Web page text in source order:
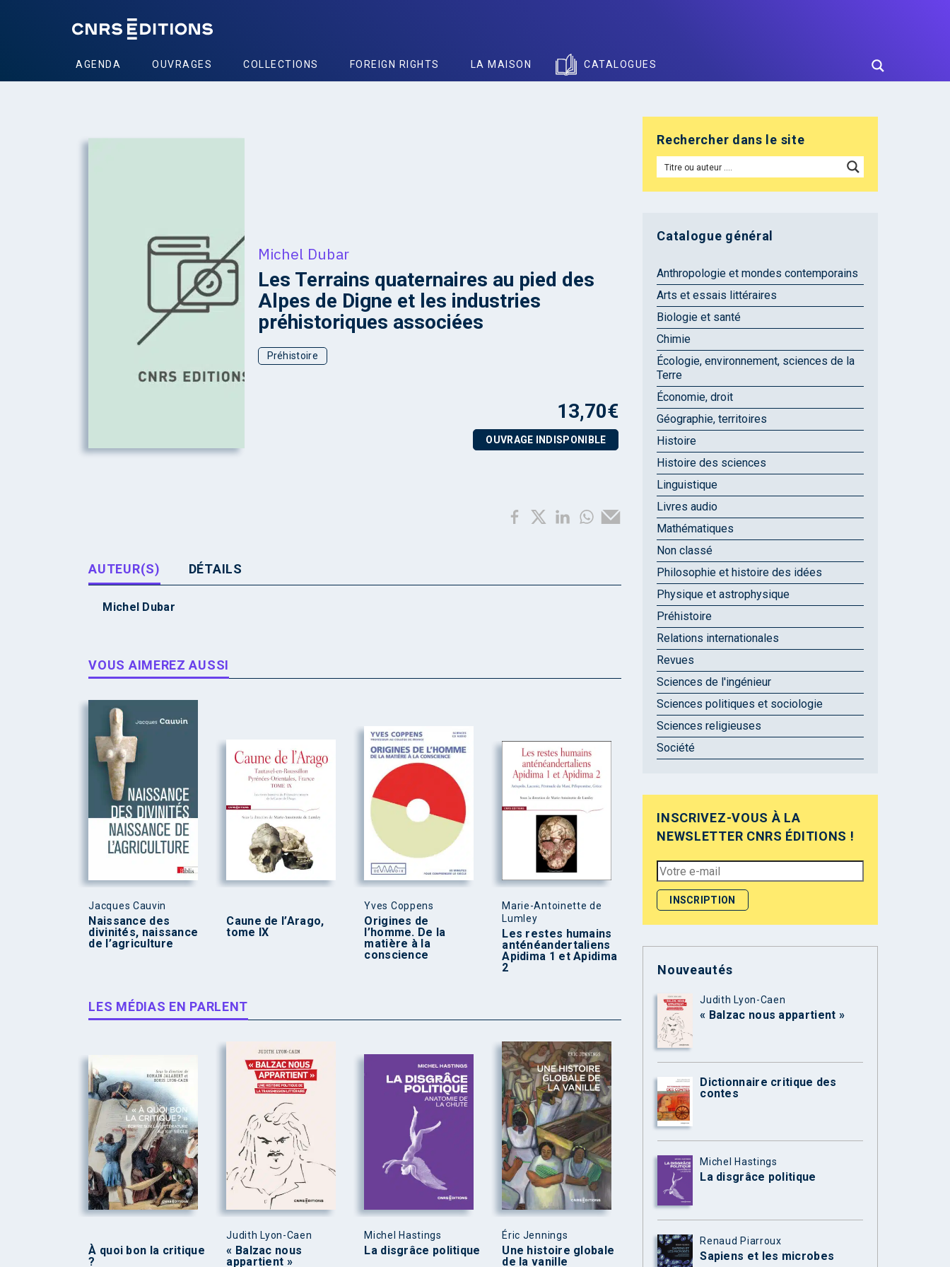
AGENDA OUVRAGES COLLECTIONS FOREIGN RIGHTS LA MAISON CATALOGUES
Michel Dubar
Les Terrains quaternaires au pied des
Alpes de Digne et les industries
préhistoriques associées
Préhistoire
13,70€
OUVRAGE INDISPONIBLE
AUTEUR(S) DÉTAILS
Michel Dubar
VOUS AIMEREZ AUSSI
Jacques Cauvin
Naissance des
divinités, naissance
de l’agriculture
Caune de l’Arago,
tome IX
Yves Coppens
Origines de
l’homme. De la
matière à la
conscience
Marie-Antoinette de
Lumley
Les restes humains
anténéandertaliens
Apidima 1 et Apidima
2
LES MÉDIAS EN PARLENT
À quoi bon la critique
?
Judith Lyon-Caen
« Balzac nous
appartient »
Michel Hastings
La disgrâce politique
Éric Jennings
Une histoire globale
de la vanille
Rechercher dans le site
Catalogue général
Anthropologie et mondes contemporains
Arts et essais littéraires
Biologie et santé
Chimie
Écologie, environnement, sciences de la
Terre
Économie, droit
Géographie, territoires
Histoire
Histoire des sciences
Linguistique
Livres audio
Mathématiques
Non classé
Philosophie et histoire des idées
Physique et astrophysique
Préhistoire
Relations internationales
Revues
Sciences de l'ingénieur
Sciences politiques et sociologie
Sciences religieuses
Société
INSCRIVEZ-VOUS À LA
NEWSLETTER CNRS ÉDITIONS !
Nouveautés
Judith Lyon-Caen
« Balzac nous appartient »
Dictionnaire critique des
contes
Michel Hastings
La disgrâce politique
Renaud Piarroux
Sapiens et les microbes